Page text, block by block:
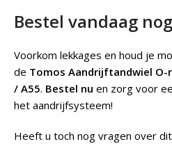
Bestel vandaag
Voorkom lekkages en houd je
de Tomos Aandrijftandwiel O-
/ A55. Bestel nu en zorg voor
het aandrijfsysteem!
Heeft u toch nog vragen over